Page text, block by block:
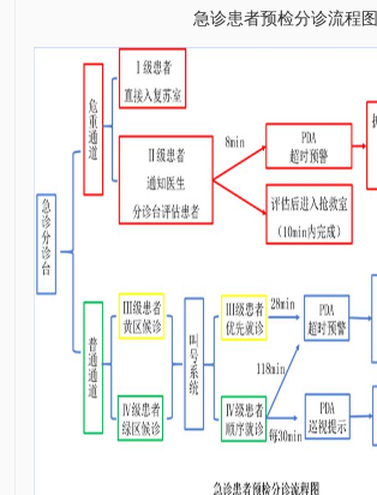
急诊患者预检分诊流程图